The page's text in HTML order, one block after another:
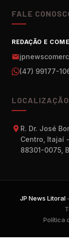
FALE
REDAÇÃO E
(47) 99177-
LOCALIZAÇÃO
R. Dr. José
Centro, Itajaí
88301-0075,
JP News Litoral
Política